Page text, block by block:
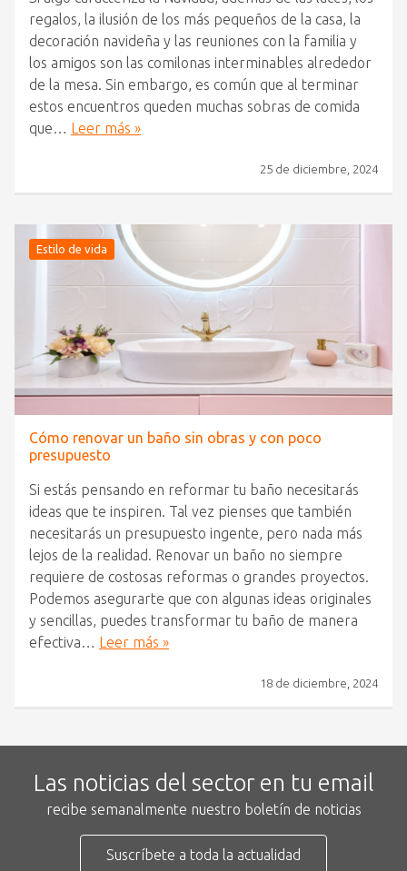
regalos, la ilusión de los más pequeños de la casa, la
decoración navideña y las reuniones con la familia y
los amigos son las comilonas interminables alrededor
de la mesa. Sin embargo, es común que al terminar
estos encuentros queden muchas sobras de comida
que… Leer más »
25 de diciembre, 2024
Estilo de vida
Cómo renovar un baño sin obras y con poco
presupuesto
Si estás pensando en reformar tu baño necesitarás
ideas que te inspiren. Tal vez pienses que también
necesitarás un presupuesto ingente, pero nada más
lejos de la realidad. Renovar un baño no siempre
requiere de costosas reformas o grandes proyectos.
Podemos asegurarte que con algunas ideas originales
y sencillas, puedes transformar tu baño de manera
efectiva… Leer más »
18 de diciembre, 2024
Las noticias del sector en tu email
recibe semanalmente nuestro boletín de noticias
Suscríbete a toda la actualidad